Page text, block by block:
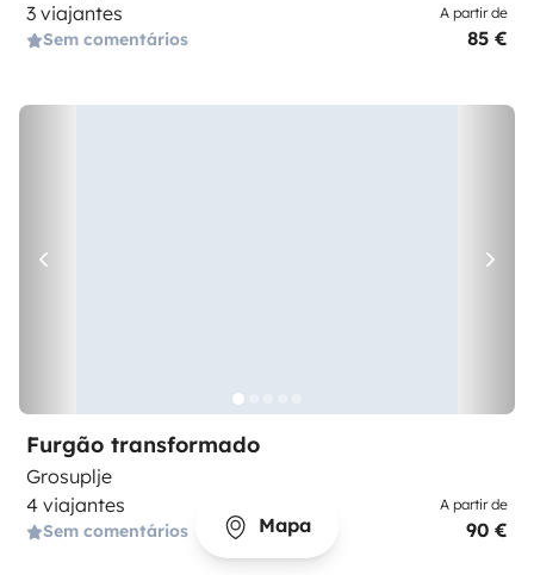
3 viajantes
Sem comentários
A partir de
85 €
Furgão transformado
Grosuplje
4 viajantes
Sem comentários
A partir de
90 €
Mapa